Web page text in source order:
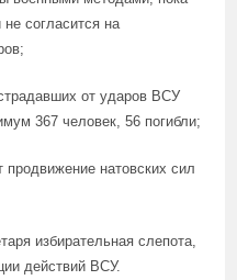
согласится на
от ударов ВСУ
367 человек, 56 погибли;
натовских сил
избирательная слепота,
действий ВСУ.